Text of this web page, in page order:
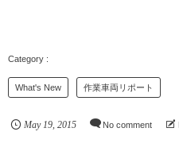
What's New 作業車両リポート
May 19, 2015 No comment